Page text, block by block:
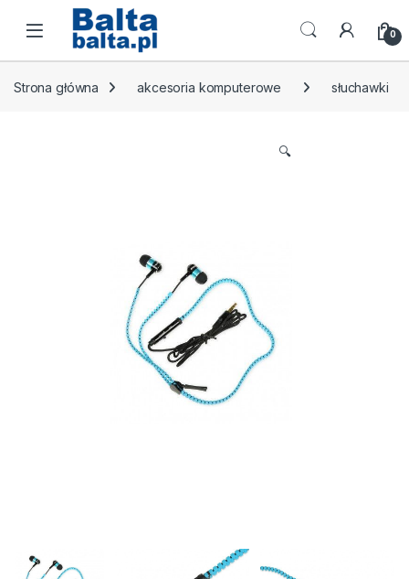
Skip to navigation
Skip to content
Open 0
Strona główna akcesoria komputerowe słuchawki
🔍